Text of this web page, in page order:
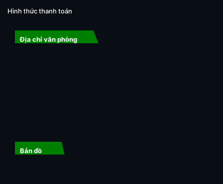
Hình thức thanh toán
Địa chỉ văn phòng
Bản đồ